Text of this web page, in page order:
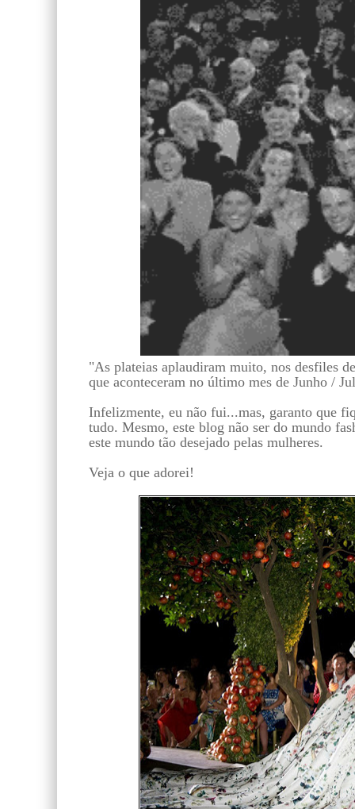
"As plateias aplaudiram muito, nos desfiles
que aconteceram no último mes de Junho /
Infelizmente, eu não fui...mas, garanto que
tudo. Mesmo, este blog não ser do mundo
este mundo tão desejado pelas mulheres.
Veja o que adorei!